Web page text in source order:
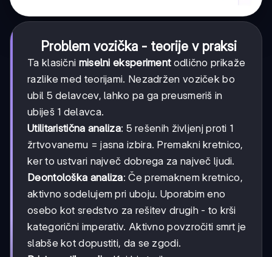
Problem vozička - teorije v praksi
Ta klasični miselni eksperimentodlično prikaže
razlike med teorijami. Nezadržen voziček bo
ubil 5 delavcev, lahko pa ga preusmeriš in
ubiješ 1 delavca.
Utilitaristična analiza: 5 rešenih življenj proti 1
žrtvovanemu = jasna izbira. Premakni kretnico,
ker to ustvari največ dobrega za največ ljudi.
Deontološka analiza: Če premaknem kretnico,
aktivno sodelujem pri uboju. Uporabim eno
osebo kot sredstvo za rešitev drugih - to krši
kategorični imperativ. Aktivno povzročiti smrt je
slabše kot dopustiti, da se zgodi.